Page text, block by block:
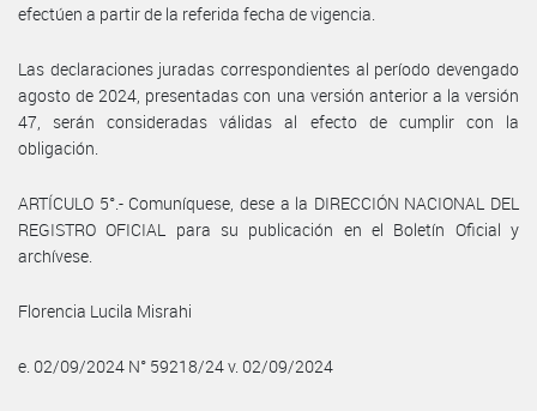
efectúen a partir de la referida fecha de vigencia.
Las declaraciones juradas correspondientes al período devengado
agosto de 2024, presentadas con una versión anterior a la versión
47, serán consideradas válidas al efecto de cumplir con la
obligación.
ARTÍCULO 5°.- Comuníquese, dese a la DIRECCIÓN NACIONAL DEL
REGISTRO OFICIAL para su publicación en el Boletín Oficial y
archívese.
Florencia Lucila Misrahi
e. 02/09/2024 N° 59218/24 v. 02/09/2024